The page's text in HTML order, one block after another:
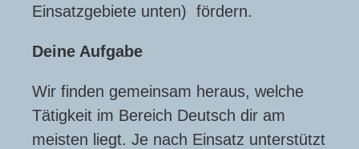
Einsatzgebiete unten) fördern.
Deine Aufgabe
Wir finden gemeinsam heraus, welche
Tätigkeit im Bereich Deutsch dir am
meisten liegt. Je nach Einsatz unterstützt